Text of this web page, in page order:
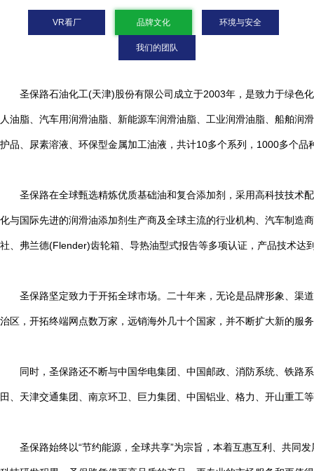
VR看厂 品牌文化 环境与安全
我们的团队
圣保路石油化工(天津)股份有限公司成立于2003年，是致力于绿色化
人油脂、汽车用润滑油脂、新能源车润滑油脂、工业润滑油脂、船舶
护品、尿素溶液、环保型金属加工油液，共计10多个系列，1000多个品
圣保路在全球甄选精炼优质基础油和复合添加剂，采用高科技技术
化与国际先进的润滑油添加剂生产商及全球主流的行业机构、汽车制造
社、弗兰德(Flender)齿轮箱、导热油型式报告等多项认证，产品技术
圣保路坚定致力于开拓全球市场。二十年来，无论是品牌形象、渠
治区，开拓终端网点数万家，远销海外几十个国家，并不断扩大新的服
同时，圣保路还不断与中国华电集团、中国邮政、消防系统、铁路
田、天津交通集团、南京环卫、巨力集团、中国铝业、格力、开山重
圣保路始终以“节约能源，全球共享”为宗旨，本着互惠互利、共同发